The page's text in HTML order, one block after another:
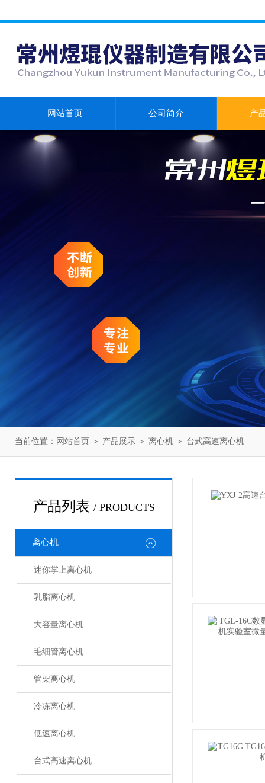
网站首页 公司简介 产
当前位置： 网站首页 ＞ 产品展示 ＞ 离心机 ＞ 台式高速离心机
产品列表 / PRODUCTS
离心机
迷你掌上离心机
乳脂离心机
大容量离心机
毛细管离心机
管架离心机
冷冻离心机
低速离心机
台式高速离心机